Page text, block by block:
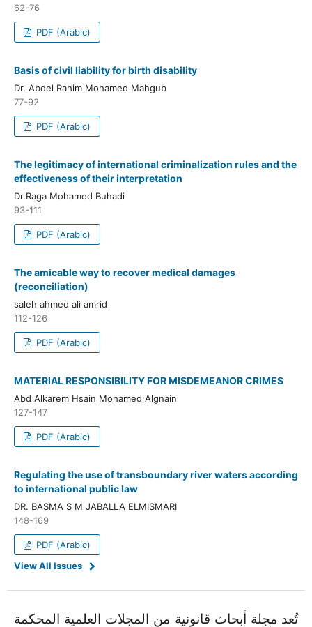
62-76
PDF (Arabic)
Basis of civil liability for birth disability
Dr. Abdel Rahim Mohamed Mahgub
77-92
PDF (Arabic)
The legitimacy of international criminalization rules and the
effectiveness of their interpretation
Dr.Raga Mohamed Buhadi
93-111
PDF (Arabic)
The amicable way to recover medical damages
(reconciliation)
saleh ahmed ali amrid
112-126
PDF (Arabic)
MATERIAL RESPONSIBILITY FOR MISDEMEANOR CRIMES
Abd Alkarem Hsain Mohamed Algnain
127-147
PDF (Arabic)
Regulating the use of transboundary river waters according
to international public law
DR. BASMA S M JABALLA ELMISMARI
148-169
PDF (Arabic)
View All Issues
تُعد مجلة أبحاث قانونية من المجلات العلمية المحكمة